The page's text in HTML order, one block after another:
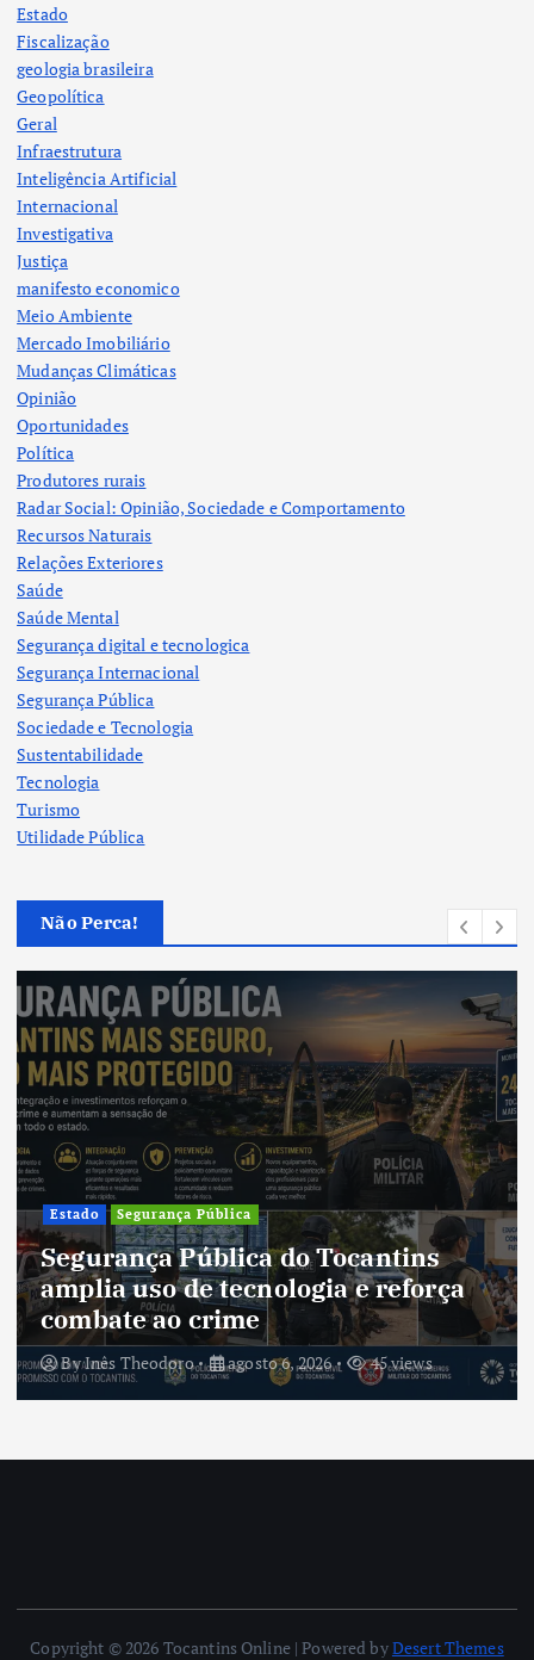
Estado
Fiscalização
geologia brasileira
Geopolítica
Geral
Infraestrutura
Inteligência Artificial
Internacional
Investigativa
Justiça
manifesto economico
Meio Ambiente
Mercado Imobiliário
Mudanças Climáticas
Opinião
Oportunidades
Política
Produtores rurais
Radar Social: Opinião, Sociedade e Comportamento
Recursos Naturais
Relações Exteriores
Saúde
Saúde Mental
Segurança digital e tecnologica
Segurança Internacional
Segurança Pública
Sociedade e Tecnologia
Sustentabilidade
Tecnologia
Turismo
Utilidade Pública
Não Perca!
Estado Segurança Pública
Segurança Pública do Tocantins
amplia uso de tecnologia e reforça
combate ao crime
ByInês Theodoro agosto 6, 2026 45 views
Copyright © 2026 Tocantins Online | Powered byDesert Themes